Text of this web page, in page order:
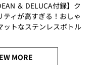
＆ DELUCA付録】ク
ティが高すぎる！おしゃ
ットなステンレスボトル
藤里絵
MORE